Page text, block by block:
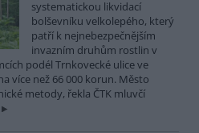
systematickou likvidací
bolševníku velkolepého, který
patří k nejnebezpečnějším
invazním druhům rostlin v
podél Trnkovecké ulice ve
více než 66 000 korun. Město
metody, řekla ČTK mluvčí